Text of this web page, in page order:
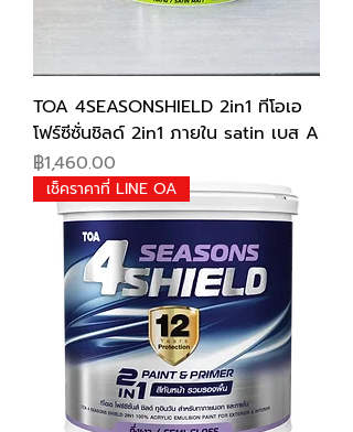
TOA 4SEASONSHIELD 2in1 ทีโอเอ
โฟร์ซีซั่นชิลด์ 2in1 ภายใน satin เบส A
Price
฿1,460.00
เช็คราคาที่ LINE OA